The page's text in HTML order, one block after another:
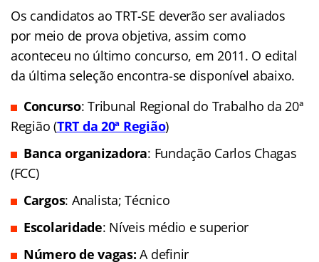
Os candidatos ao TRT-SE deverão ser avaliados
por meio de prova objetiva, assim como
aconteceu no último concurso, em 2011. O edital
da última seleção encontra-se disponível abaixo.
Concurso: Tribunal Regional do Trabalho da 20ª
Região (TRT da 20ª Região)
Banca organizadora: Fundação Carlos Chagas
(FCC)
Cargos: Analista; Técnico
Escolaridade: Níveis médio e superior
Número de vagas: A definir